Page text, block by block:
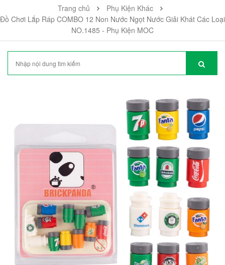
Trang chủ
Phụ Kiện Khác
Đồ Chơi Lắp Ráp COMBO 12 Non Nước Ngọt Nước Giải Khát Các Loại
NO.1485 - Phụ Kiện MOC